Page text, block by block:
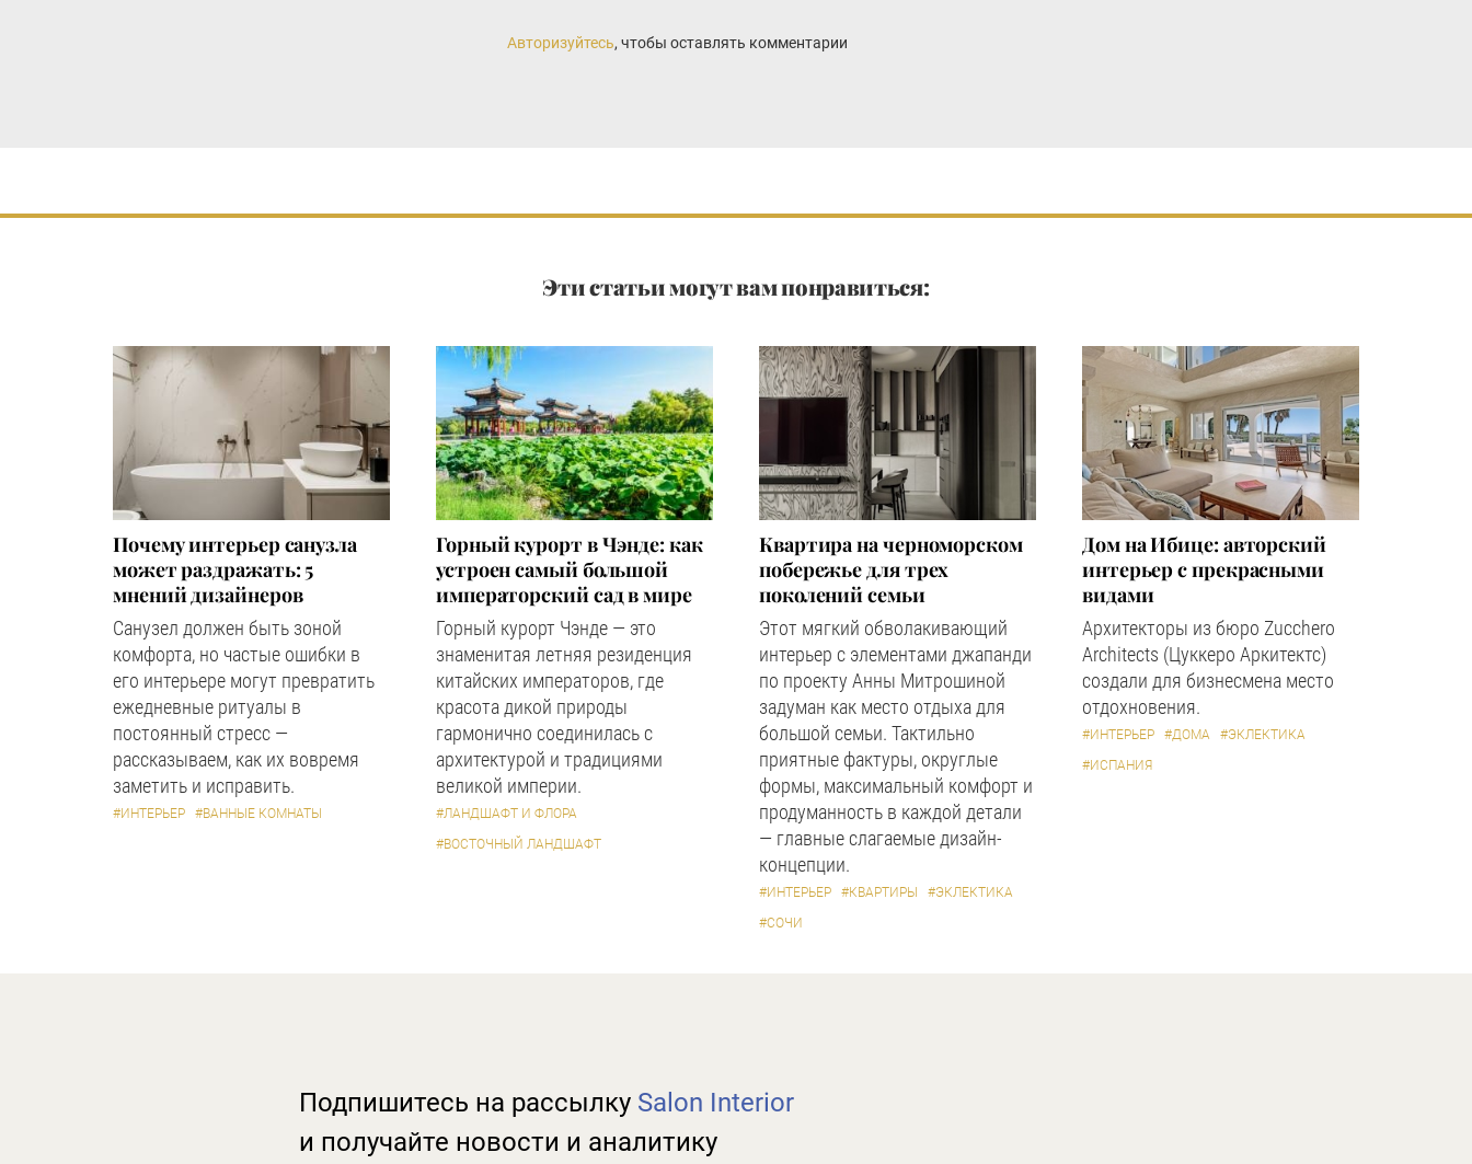
Авторизуйтесь, чтобы оставлять комментарии
Эти статьи могут вам понравиться:
Почему интерьер санузла
может раздражать: 5
мнений дизайнеров
Санузел должен быть зоной
комфорта, но частые ошибки в
его интерьере могут превратить
ежедневные ритуалы в
постоянный стресс —
рассказываем, как их вовремя
заметить и исправить.
#ИНТЕРЬЕР #ВАННЫЕ КОМНАТЫ
Горный курорт в Чэнде: как
устроен самый большой
императорский сад в мире
Горный курорт Чэнде — это
знаменитая летняя резиденция
китайских императоров, где
красота дикой природы
гармонично соединилась с
архитектурой и традициями
великой империи.
#ЛАНДШАФТ И ФЛОРА
#ВОСТОЧНЫЙ ЛАНДШАФТ
Квартира на черноморском
побережье для трех
поколений семьи
Этот мягкий обволакивающий
интерьер с элементами джапанди
по проекту Анны Митрошиной
задуман как место отдыха для
большой семьи. Тактильно
приятные фактуры, округлые
формы, максимальный комфорт и
продуманность в каждой детали
— главные слагаемые дизайн-
концепции.
#ИНТЕРЬЕР #КВАРТИРЫ
#ЭКЛЕКТИКА
#СОЧИ
Дом на Ибице: авторский
интерьер с прекрасными
видами
Архитекторы из бюро Zucchero
Architects (Цуккеро Аркитектс)
создали для бизнесмена место
отдохновения.
#ИНТЕРЬЕР #ДОМА
#ЭКЛЕКТИКА
#ИСПАНИЯ
Подпишитесь на рассылку Salon Interior
и получайте новости и аналитику